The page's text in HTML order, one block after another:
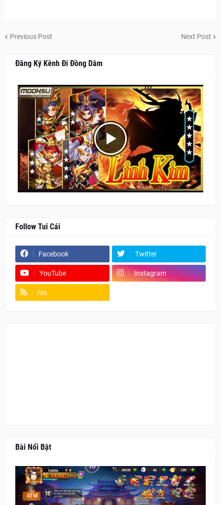
Previous Post Next Post
Đăng Ký Kênh Đi Đồng Dâm
Follow Tui Cái
Facebook Twitter
YouTube Instagram
rss
Bài Nổi Bật
ATM